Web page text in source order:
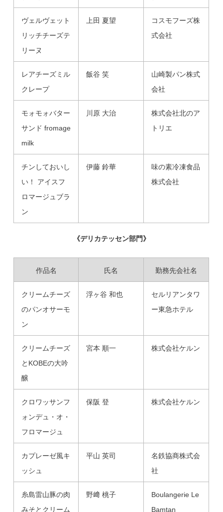
ヴェルヴェット
リッチチーズテ
リーヌ
上田 夏望
コスモフーズ株
式会社
レアチーズミル
クレープ
飯谷 笑
山崎製パン株式
会社
モォモォバター
サンド fromage
milk
川原 大治
株式会社北のア
トリエ
チンしておいし
い！ アイスフ
ロマージュブラ
ン
伊藤 鈴華
味の素冷凍食品
株式会社
《デリカテッセン部門》
作品名 氏名 勤務先会社名
クリームチーズ
のパンオサーモ
ン
浮ヶ谷 和也
セルリアンタワ
ー東急ホテル
クリームチーズ
とKOBEの大吟
醸
宮本 順一 株式会社ケルン
クロワッサンフ
ォンデュ・オ・
フロマージュ
保阪 登 株式会社ケルン
カプレーゼ風キ
ッシュ
平山 英司
名鉄協商株式会
社
糸島雷山豚の肉
みそとクリーム
野﨑 桃子
Boulangerie Le
Bamtan